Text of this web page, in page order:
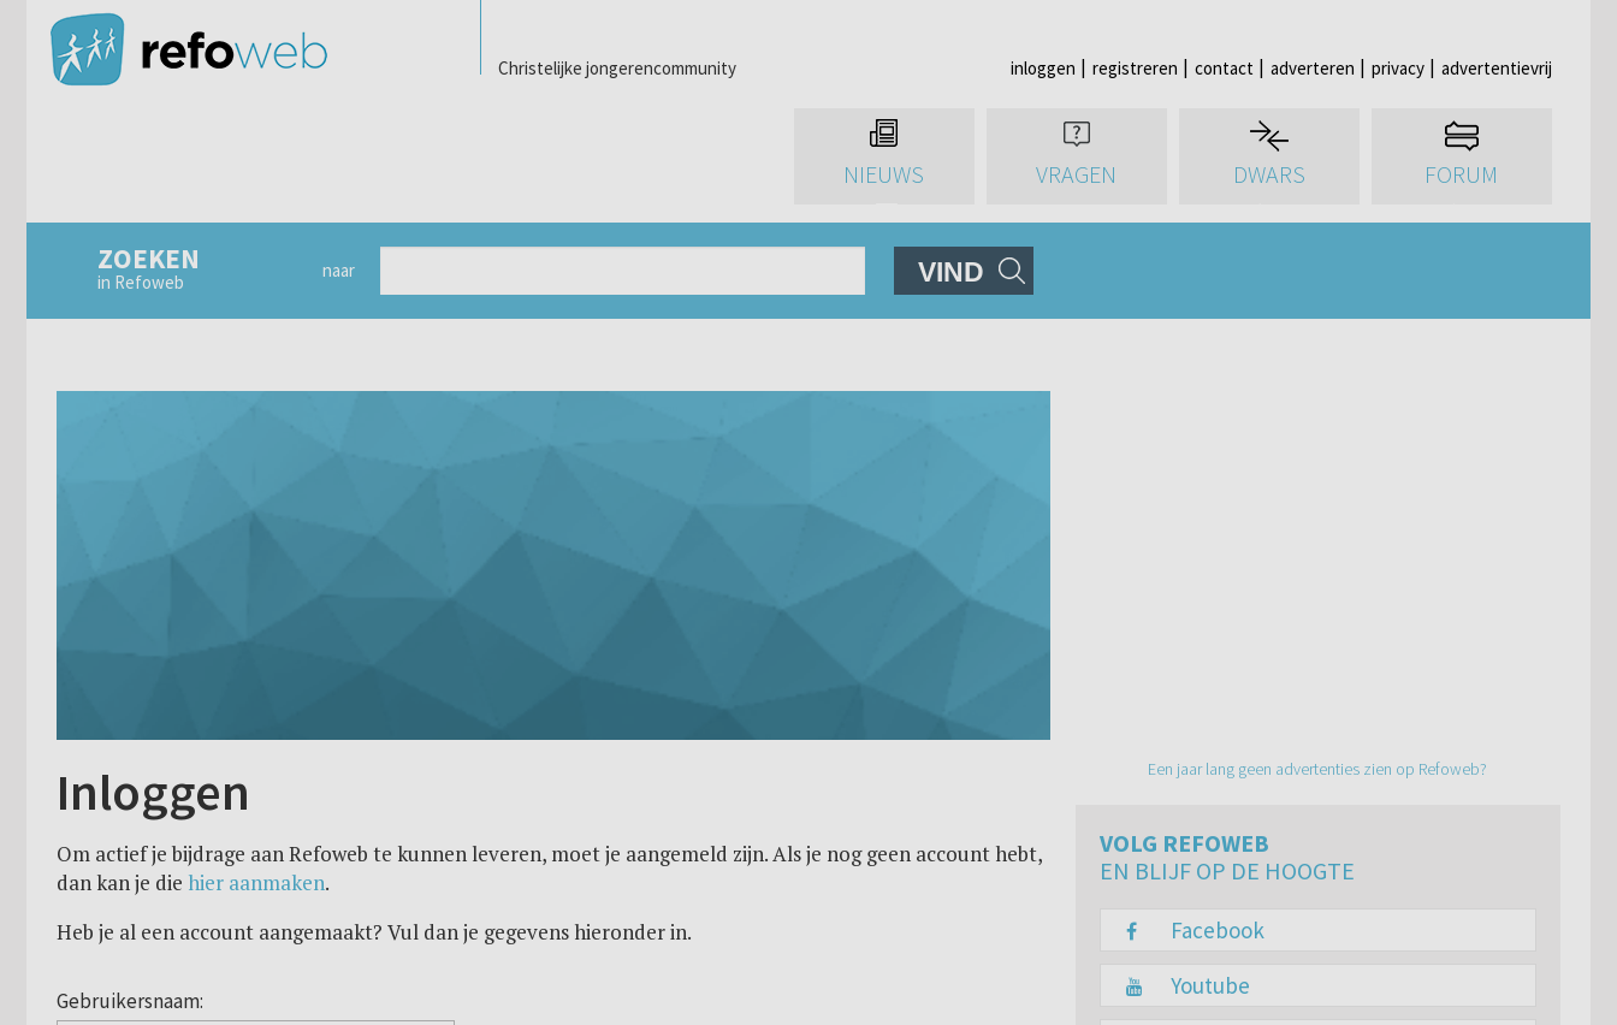
Christelijke jongerencommunity inloggen registreren contact adverteren privacy advertentievrij
NIEUWS VRAGEN DWARS FORUM
ZOEKEN
in Refoweb
naar VIND
Inloggen
Om actief je bijdrage aan Refoweb te kunnen leveren, moet je aangemeld zijn. Als je nog geen account hebt,
dan kan je die hier aanmaken.
Heb je al een account aangemaakt? Vul dan je gegevens hieronder in.
Gebruikersnaam:
Een jaar lang geen advertenties zien op Refoweb?
VOLG REFOWEB
EN BLIJF OP DE HOOGTE
Facebook
Youtube